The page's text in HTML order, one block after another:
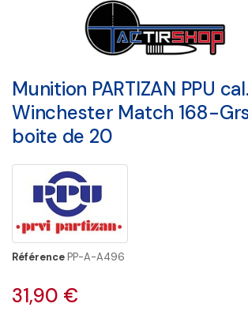
Munition PARTIZAN PPU
Winchester Match 168-
boite de 20
RéférencePP-A-A496
31,90 €